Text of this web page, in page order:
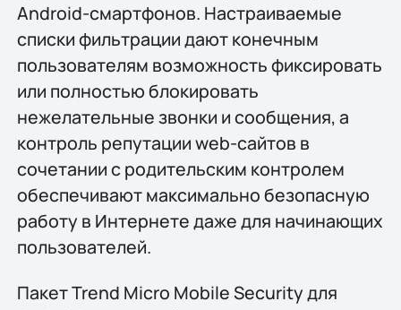
Android-смартфонов. Настраиваемые
списки фильтрации дают конечным
пользователям возможность фиксировать
или полностью блокировать
нежелательные звонки и сообщения, а
контроль репутации web-сайтов в
сочетании с родительским контролем
обеспечивают максимально безопасную
работу в Интернете даже для начинающих
пользователей.
Пакет Trend Micro Mobile Security для